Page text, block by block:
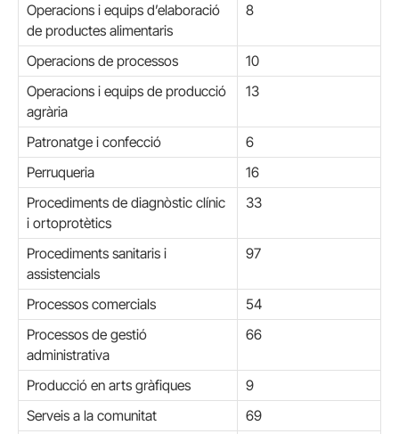
Operacions i equips d’elaboració
de productes alimentaris
8
Operacions de processos
10
Operacions i equips de producció
agrària
13
Patronatge i confecció
6
Perruqueria
16
Procediments de diagnòstic clínic
i ortoprotètics
33
Procediments sanitaris i
assistencials
97
Processos comercials
54
Processos de gestió
administrativa
66
Producció en arts gràfiques
9
Serveis a la comunitat
69